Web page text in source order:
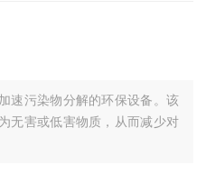
速污染物分解的环保设备。该
无害或低害物质，从而减少对